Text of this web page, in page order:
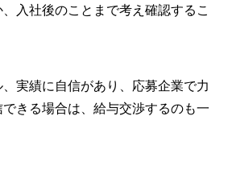
入社後のことまで考え確認するこ
実績に自信があり、応募企業で力
きる場合は、給与交渉するのも一